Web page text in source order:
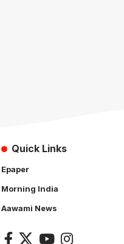
Quick Links
Epaper
Morning India
Aawami News